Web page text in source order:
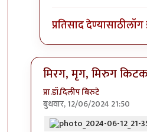
प्रतिसाद देण्यासाठीलॉग
मिरग, मृग, मिरुग
प्रा.डॉ.दिलीप बिरुटे
बुधवार, 12/06/2024 21:50
In reply to'किडे' आवडले.